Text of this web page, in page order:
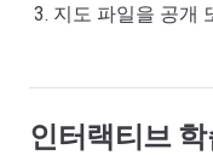
지도 파일을 공개
인터랙티브